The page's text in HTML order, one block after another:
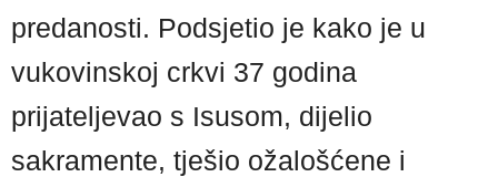
predanosti. Podsjetio je kako je u
vukovinskoj crkvi 37 godina
prijateljevao s Isusom, dijelio
sakramente, tješio ožalošćene i